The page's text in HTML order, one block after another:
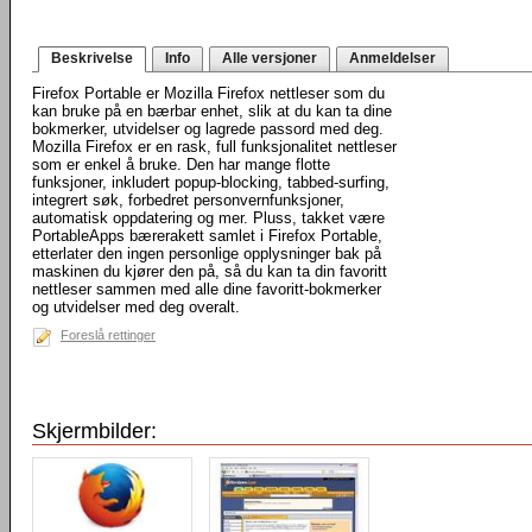
Beskrivelse Info Alle versjoner Anmeldelser
Firefox Portable er Mozilla Firefox nettleser som du
kan bruke på en bærbar enhet, slik at du kan ta dine
bokmerker, utvidelser og lagrede passord med deg.
Mozilla Firefox er en rask, full funksjonalitet nettleser
som er enkel å bruke. Den har mange flotte
funksjoner, inkludert popup-blocking, tabbed-surfing,
integrert søk, forbedret personvernfunksjoner,
automatisk oppdatering og mer. Pluss, takket være
PortableApps bærerakett samlet i Firefox Portable,
etterlater den ingen personlige opplysninger bak på
maskinen du kjører den på, så du kan ta din favoritt
nettleser sammen med alle dine favoritt-bokmerker
og utvidelser med deg overalt.
Foreslå rettinger
Skjermbilder: